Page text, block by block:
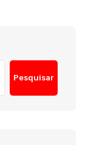
Pesquisar